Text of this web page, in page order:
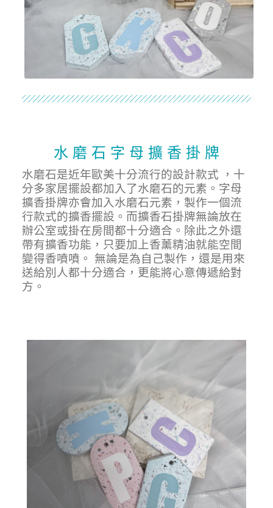
水 磨 石 字 母 擴 香 掛 牌
水磨石是近年歐美十分流行的設計款式 ，十
分多家居擺設都加入了水磨石的元素。字母
擴香掛牌亦會加入水磨石元素，製作一個流
行款式的擴香擺設。而擴香石掛牌無論放在
辦公室或掛在房間都十分適合。除此之外還
帶有擴香功能，只要加上香薰精油就能空間
變得香噴噴。 無論是為自己製作，還是用來
送給別人都十分適合，更能將心意傳遞給對
方。